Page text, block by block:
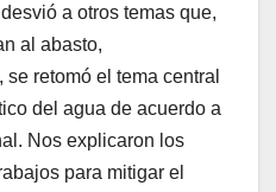
a otros temas que,
al abasto,
retomó el tema central
del agua de acuerdo a
Nos explicaron los
para mitigar el